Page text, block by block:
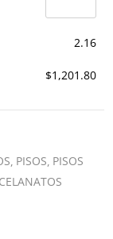
2.16
$1,201.80
PISOS PISOS